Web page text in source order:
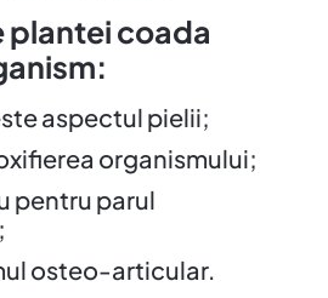
plantei coada
aspectul pielii;
organismului;
pentru parul
osteo-articular.